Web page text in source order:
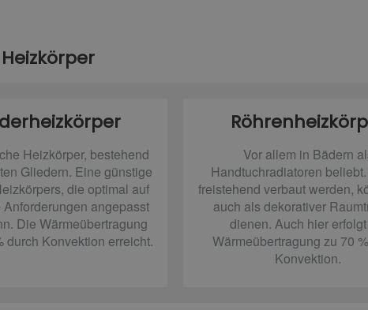
Heizkörper, bestehend
Gliedern. Eine günstige
die optimal auf
angepasst
Die Wärmeübertragung
durch Konvektion erreicht.
Vor allem in Bädern
Handtuchradiatoren
freistehend verbaut werden,
auch als dekorativer
dienen. Auch hier
Wärmeübertragung zu 70
Konvektion.